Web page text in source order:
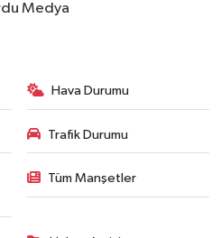
Hava Durumu
Trafik Durumu
Tüm Manşetler